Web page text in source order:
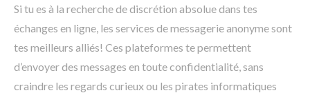
Si tu es à la recherche de discrétion absolue dans tes
échanges en ligne, les services de messagerie anonyme sont
tes meilleurs alliés! Ces plateformes te permettent
d’envoyer des messages en toute confidentialité, sans
craindre les regards curieux ou les pirates informatiques